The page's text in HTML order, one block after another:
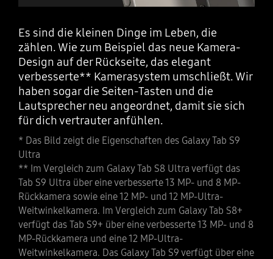
Es sind die kleinen Dinge im Leben, die
zählen. Wie zum Beispiel das neue Kamera-
Design auf der Rückseite, das elegant
verbesserte** Kamerasystem umschließt. Wir
haben sogar die Seiten-Tasten und die
Lautsprecher neu angeordnet, damit sie sich
für dich vertrauter anfühlen.
* Das Bild zeigt die Eigenschaften des Galaxy Tab S9
Ultra
** Im Vergleich zum Galaxy Tab S8 Ultra verfügt das
Tab S9 Ultra über eine verbesserte 13 MP- und 8 MP-
Rückkamera sowie eine 12 MP- und 12 MP-Ultra-
Weitwinkelkamera. Im Vergleich zum Galaxy Tab S8+
verfügt das Tab S9+ über eine verbesserte 13 MP- und 8
MP-Rückkamera und eine 12 MP-Ultra-
Weitwinkelkamera. Das Galaxy Tab S9 verfügt über eine